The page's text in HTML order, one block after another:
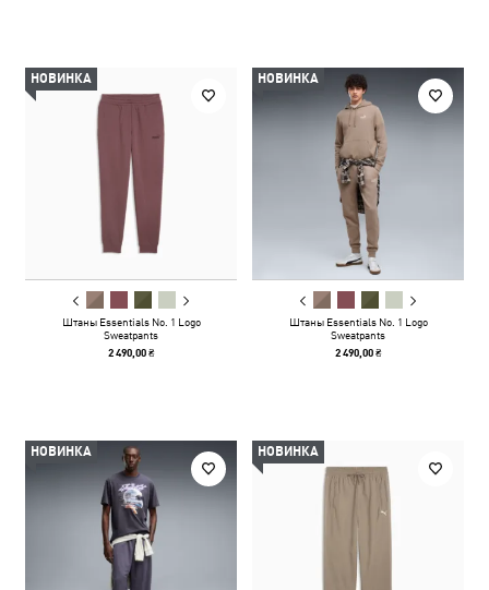
НОВИНКА
Штаны Essentials No. 1 Logo
Sweatpants
2 490,00 ₴
НОВИНКА
Штаны Essentials No. 1 Logo
Sweatpants
2 490,00 ₴
НОВИНКА НОВИНКА